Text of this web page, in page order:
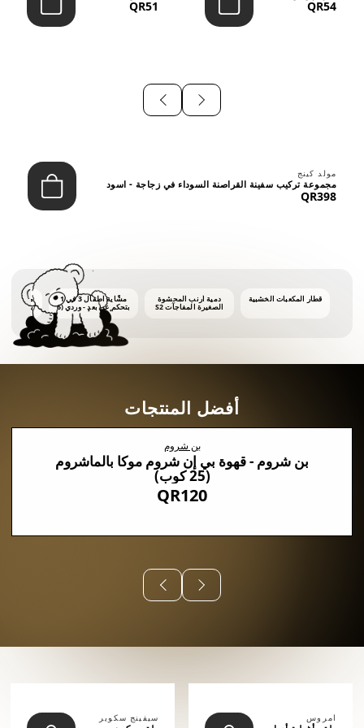
QR54
QR51
مولد كينج
مجموعة تركيب سفينة القراصنة السوداء في زجاجة - اسود
QR398
قطار المكعبات الخشبية
دمية أرنب المحشوة
الصغيرة المفاجآت S2
مشّاية أطفال 3 في 1
بتحكم عن بعد - وردي (6
أشهر فأكثر)
ماكينة
أفضل المنتجات
بن شروم
بن شروم - قهوة بي إن شروم موكا بالماشروم
(25 كوب)
QR120
امروس سيفينج سكوير